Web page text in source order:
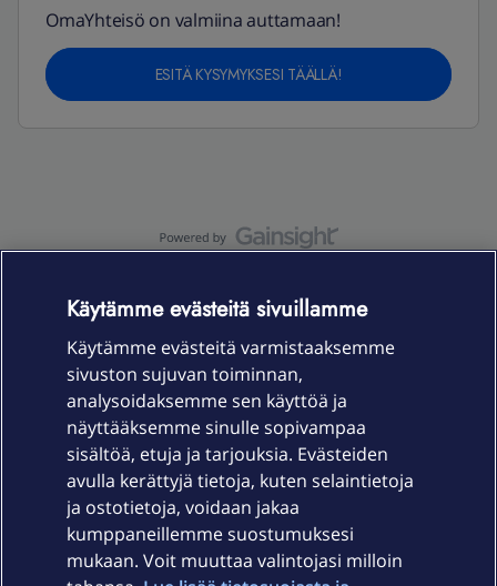
OmaYhteisö on valmiina auttamaan!
ESITÄ KYSYMYKSESI TÄÄLLÄ!
Laitteet & liittymät
Palvelut
Käytämme evästeitä sivuillamme
Käytämme evästeitä varmistaaksemme
sivuston sujuvan toiminnan,
analysoidaksemme sen käyttöä ja
näyttääksemme sinulle sopivampaa
sisältöä, etuja ja tarjouksia. Evästeiden
avulla kerättyjä tietoja, kuten selaintietoja
ja ostotietoja, voidaan jakaa
kumppaneillemme suostumuksesi
mukaan. Voit muuttaa valintojasi milloin